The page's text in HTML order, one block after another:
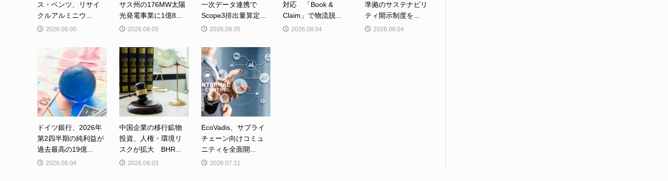
ス・ベンツ、リサイ
クルアルミニウ...
2026.08.05
サス州の176MW太陽
光発電事業に1億8...
2026.08.05
一次データ連携で
Scope3排出量算定...
2026.08.05
対応 「Book &
Claim」で物流脱...
2026.08.04
準拠のサステナビリ
ティ開示制度を...
2026.08.04
ドイツ銀行、2026年
第2四半期の純利益が
過去最高の19億...
2026.08.04
中国企業の移行鉱物
投資、人権・環境リ
スクが拡大 BHR...
2026.08.03
EcoVadis、サプライ
チェーン向けコミュ
ニティを全面開...
2026.07.31